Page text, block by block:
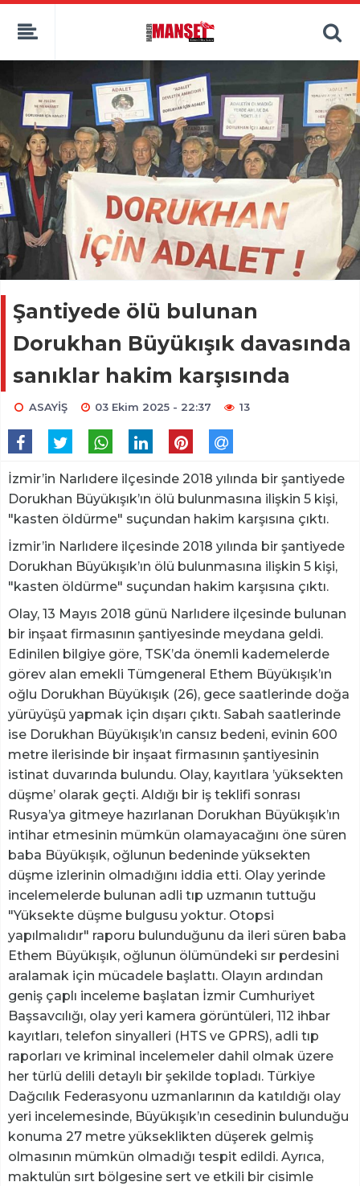
Şantiyede ölü bulunan
Dorukhan Büyükışık davasında
sanıklar hakim karşısında
ASAYİŞ 03 Ekim 2025 - 22:37 13
İzmir’in Narlıdere ilçesinde 2018 yılında bir şantiyede
Dorukhan Büyükışık’ın ölü bulunmasına ilişkin 5 kişi,
"kasten öldürme" suçundan hakim karşısına çıktı.
İzmir’in Narlıdere ilçesinde 2018 yılında bir şantiyede
Dorukhan Büyükışık’ın ölü bulunmasına ilişkin 5 kişi,
"kasten öldürme" suçundan hakim karşısına çıktı.
Olay, 13 Mayıs 2018 günü Narlıdere ilçesinde bulunan
bir inşaat firmasının şantiyesinde meydana geldi.
Edinilen bilgiye göre, TSK’da önemli kademelerde
görev alan emekli Tümgeneral Ethem Büyükışık’ın
oğlu Dorukhan Büyükışık (26), gece saatlerinde doğa
yürüyüşü yapmak için dışarı çıktı. Sabah saatlerinde
ise Dorukhan Büyükışık’ın cansız bedeni, evinin 600
metre ilerisinde bir inşaat firmasının şantiyesinin
istinat duvarında bulundu. Olay, kayıtlara ’yüksekten
düşme’ olarak geçti. Aldığı bir iş teklifi sonrası
Rusya’ya gitmeye hazırlanan Dorukhan Büyükışık’ın
intihar etmesinin mümkün olamayacağını öne süren
baba Büyükışık, oğlunun bedeninde yüksekten
düşme izlerinin olmadığını iddia etti. Olay yerinde
incelemelerde bulunan adli tıp uzmanın tuttuğu
"Yüksekte düşme bulgusu yoktur. Otopsi
yapılmalıdır" raporu bulunduğunu da ileri süren baba
Ethem Büyükışık, oğlunun ölümündeki sır perdesini
aralamak için mücadele başlattı. Olayın ardından
geniş çaplı inceleme başlatan İzmir Cumhuriyet
Başsavcılığı, olay yeri kamera görüntüleri, 112 ihbar
kayıtları, telefon sinyalleri (HTS ve GPRS), adli tıp
raporları ve kriminal incelemeler dahil olmak üzere
her türlü delili detaylı bir şekilde topladı. Türkiye
Dağcılık Federasyonu uzmanlarının da katıldığı olay
yeri incelemesinde, Büyükışık’ın cesedinin bulunduğu
konuma 27 metre yükseklikten düşerek gelmiş
olmasının mümkün olmadığı tespit edildi. Ayrıca,
maktulün sırt bölgesine sert ve etkili bir cisimle